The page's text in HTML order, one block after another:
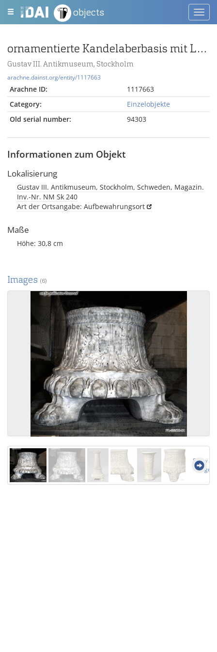
objects
ornamentierte Kandelaberbasis mit Löwenfüßen
Gustav III. Antikmuseum, Stockholm
arachne.dainst.org/entity/1117663
Arachne ID:
1117663
Category:
Einzelobjekte
Old serial number:
94303
Informationen zum Objekt
Lokalisierung
Gustav III. Antikmuseum, Stockholm, Schweden, Magazin.
Inv.-Nr. NM Sk 240
Art der Ortsangabe: Aufbewahrungsort
Maße
Höhe: 30,8 cm
Images (6)
Show all
images